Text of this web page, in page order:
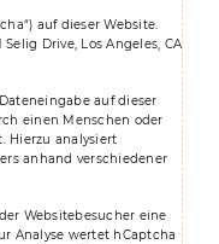
auf dieser Website.
Drive, Los Angeles, CA
auf dieser
einen Menschen oder
Hierzu analysiert
anhand verschiedener
Websitebesucher eine
Analyse wertet hCaptcha